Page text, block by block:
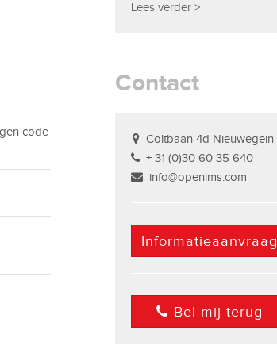
code
Lees verder >
Contact
Coltbaan 4d Nieuwegein
+ 31 (0)30 60 35 640
info@openims.com
Informatieaanvraag
Bel mij terug